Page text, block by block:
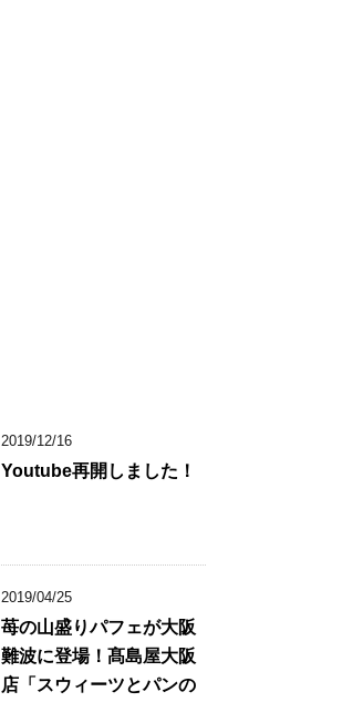
2019/12/16
Youtube再開しました！
2019/04/25
苺の山盛りパフェが大阪
難波に登場！髙島屋大阪
店「スウィーツとパンの